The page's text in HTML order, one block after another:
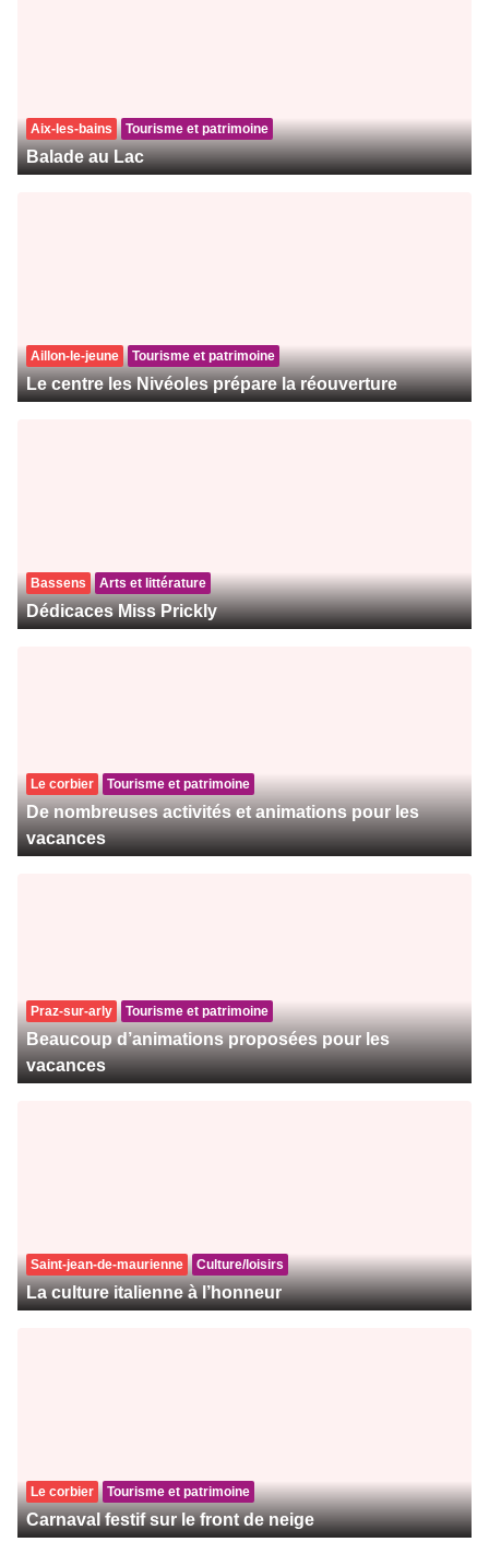
Aix-les-bains Tourisme et patrimoine
Balade au Lac
Aillon-le-jeune Tourisme et patrimoine
Le centre les Nivéoles prépare la réouverture
Bassens Arts et littérature
Dédicaces Miss Prickly
Le corbier Tourisme et patrimoine
De nombreuses activités et animations pour les
vacances
Praz-sur-arly Tourisme et patrimoine
Beaucoup d’animations proposées pour les
vacances
Saint-jean-de-maurienne Culture/loisirs
La culture italienne à l’honneur
Le corbier Tourisme et patrimoine
Carnaval festif sur le front de neige